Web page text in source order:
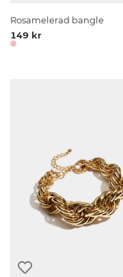
Rosamelerad bangle
149 kr